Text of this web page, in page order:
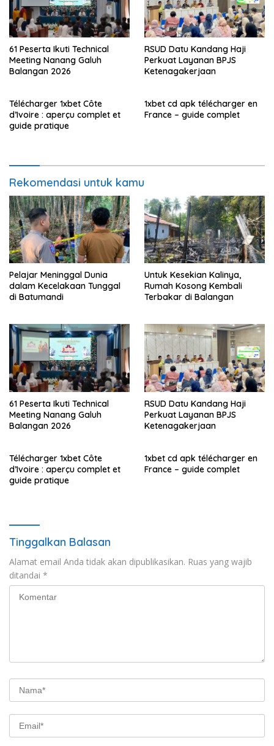
61 Peserta Ikuti Technical
Meeting Nanang Galuh
Balangan 2026
RSUD Datu Kandang Haji
Perkuat Layanan BPJS
Ketenagakerjaan
Télécharger 1xbet Côte
d’Ivoire : aperçu complet et
guide pratique
1xbet cd apk télécharger en
France – guide complet
Rekomendasi untuk kamu
Pelajar Meninggal Dunia
dalam Kecelakaan Tunggal
di Batumandi
Untuk Kesekian Kalinya,
Rumah Kosong Kembali
Terbakar di Balangan
61 Peserta Ikuti Technical
Meeting Nanang Galuh
Balangan 2026
RSUD Datu Kandang Haji
Perkuat Layanan BPJS
Ketenagakerjaan
Télécharger 1xbet Côte
d’Ivoire : aperçu complet et
guide pratique
1xbet cd apk télécharger en
France – guide complet
Tinggalkan Balasan
Alamat email Anda tidak akan dipublikasikan. Ruas yang wajib
ditandai *